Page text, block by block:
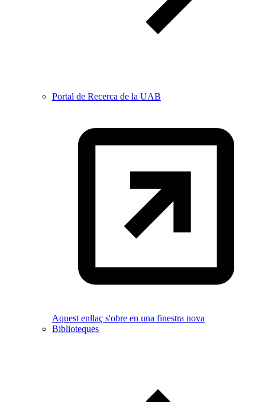
Portal de Recerca de la UAB
Aquest enllaç s'obre en una finestra nova
Biblioteques